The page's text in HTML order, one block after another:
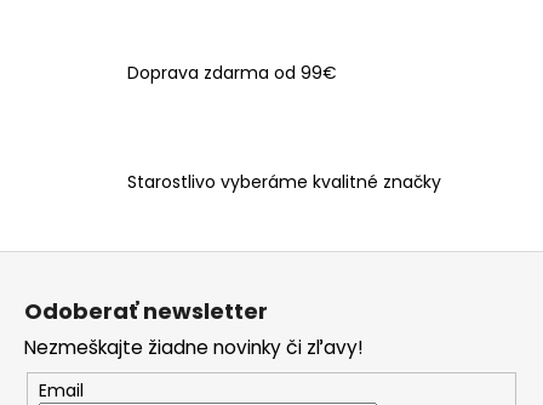
i
v
v
i
s
Doprava zdarma od 99€
Starostlivo vyberáme kvalitné značky
Odoberať newsletter
Nezmeškajte žiadne novinky či zľavy!
Email